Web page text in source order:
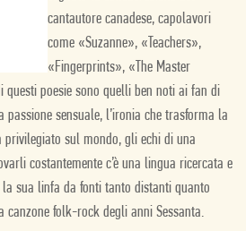
cantautore canadese, capolavori
come «Suzanne», «Teachers»,
«Fingerprints», «The Master
questi poesie sono quelli ben noti ai fan di
passione sensuale, l’ironia che trasforma la
sul mondo, gli echi di una
costantemente c’è una lingua ricercata e
la sua linfa da fonti tanto distanti quanto
canzone folk-rock degli anni Sessanta.